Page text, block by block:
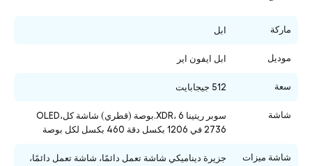
ماركة ابل
موديل ابل ايفون اير
سعة 512 جيجابايت
شاشة
سوبر ريتينا XDR، 6.بوصة (قطري) شاشة كلOLED،
2736 في 1206 بكسل
دقة 460 بكسل لكل بوصة
شاشة ميزات
جزيرة ديناميكي شاشة تعمل دائمًا، شاشة تعمل دائمًا،